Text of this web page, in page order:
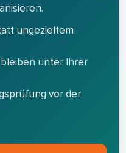
ungezieltem
unter Ihrer
vor der